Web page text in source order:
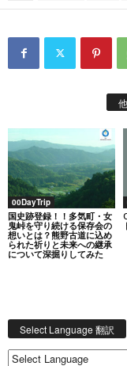
00DayTrip
国史跡登録！！多気町・女
鬼峠を守り続ける保存会の
想いとは？熊野古道に込め
られた祈りと未来への継承
について深掘りしてみた
Select Language 翻訳